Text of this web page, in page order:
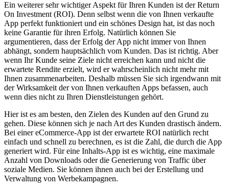
Ein weiterer sehr wichtiger Aspekt für Ihren Kunden ist der Return
On Investment (ROI). Denn selbst wenn die von Ihnen verkaufte
App perfekt funktioniert und ein schönes Design hat, ist das noch
keine Garantie für ihren Erfolg. Natürlich können Sie
argumentieren, dass der Erfolg der App nicht immer von Ihnen
abhängt, sondern hauptsächlich vom Kunden. Das ist richtig. Aber
wenn Ihr Kunde seine Ziele nicht erreichen kann und nicht die
erwartete Rendite erzielt, wird er wahrscheinlich nicht mehr mit
Ihnen zusammenarbeiten. Deshalb müssen Sie sich irgendwann mit
der Wirksamkeit der von Ihnen verkauften Apps befassen, auch
wenn dies nicht zu Ihren Dienstleistungen gehört.
Hier ist es am besten, den Zielen des Kunden auf den Grund zu
gehen. Diese können sich je nach Art des Kunden drastisch ändern.
Bei einer eCommerce-App ist der erwartete ROI natürlich recht
einfach und schnell zu berechnen, es ist die Zahl, die durch die App
generiert wird. Für eine Inhalts-App ist es wichtig, eine maximale
Anzahl von Downloads oder die Generierung von Traffic über
soziale Medien. Sie können ihnen auch bei der Erstellung und
Verwaltung von Werbekampagnen.